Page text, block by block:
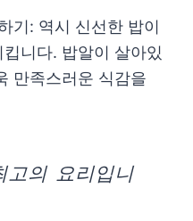
기: 역시 신선한 밥이
니다. 밥알이 살아있
만족스러운 식감을
고의 요리입니